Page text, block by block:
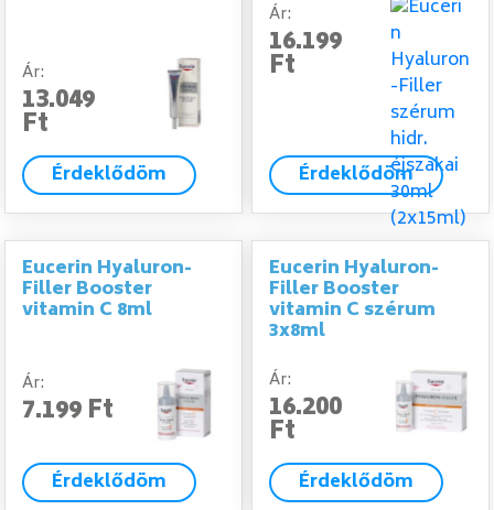
Ár:
13.049
Ft
Érdeklődöm
Ár:
16.199
Ft
Érdeklődöm
Eucerin Hyaluron-
Filler Booster
vitamin C 8ml
Ár:
7.199 Ft
Érdeklődöm
Eucerin Hyaluron-
Filler Booster
vitamin C szérum
3x8ml
Ár:
16.200
Ft
Érdeklődöm